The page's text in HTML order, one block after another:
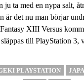
ju ta med en nypa salt,
är det nu man börjar
XIII Versus
till PlayStation 3,
PLAYSTATION